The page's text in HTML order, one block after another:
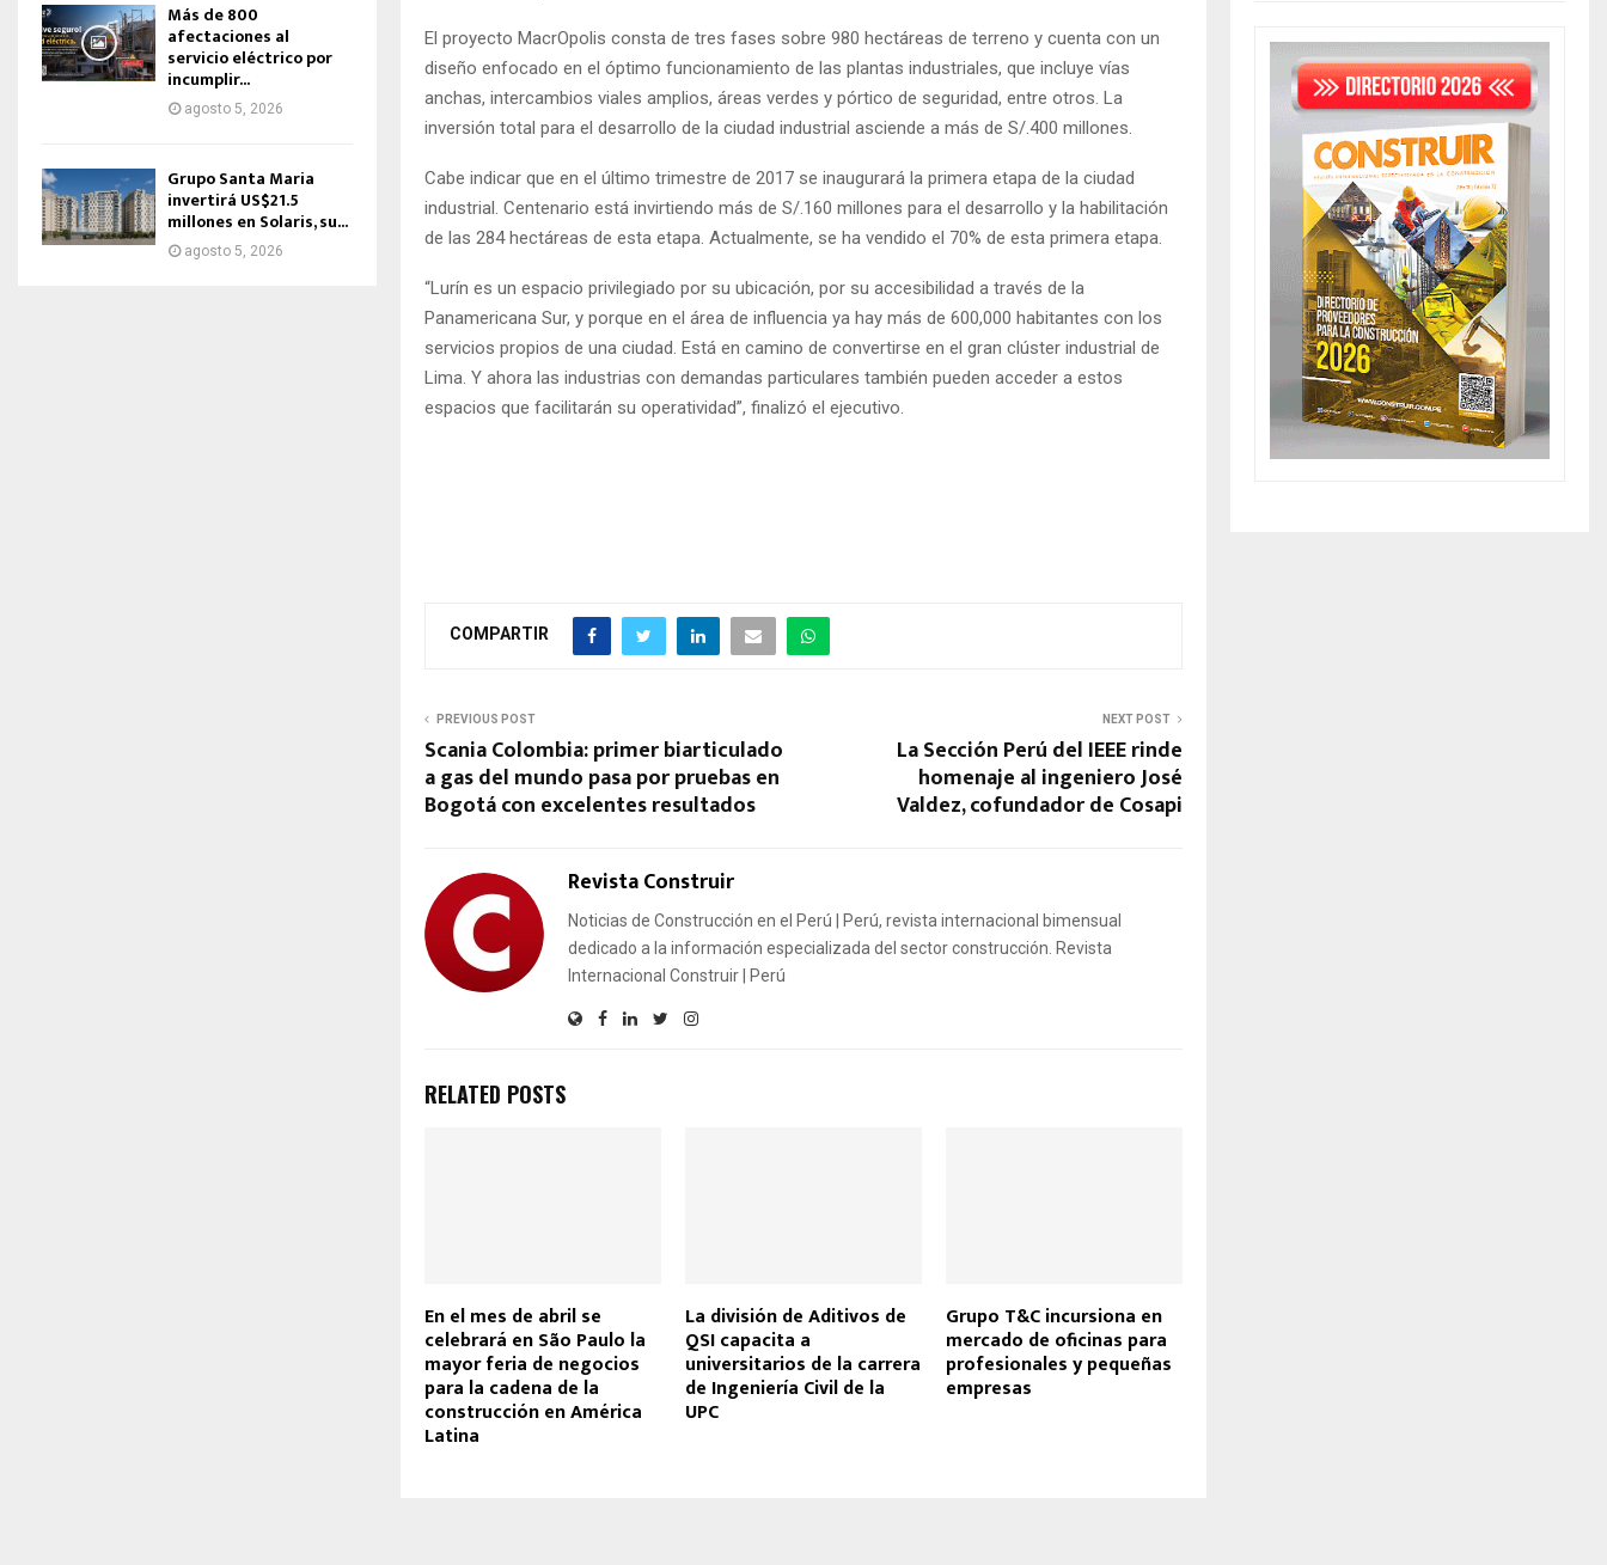
El proyecto MacrOpolis consta de tres fases sobre 980 hectáreas de terreno y cuenta con un
diseño enfocado en el óptimo funcionamiento de las plantas industriales, que incluye vías
anchas, intercambios viales amplios, áreas verdes y pórtico de seguridad, entre otros. La
inversión total para el desarrollo de la ciudad industrial asciende a más de S/.400 millones.
Cabe indicar que en el último trimestre de 2017 se inaugurará la primera etapa de la ciudad
industrial. Centenario está invirtiendo más de S/.160 millones para el desarrollo y la habilitación
de las 284 hectáreas de esta etapa. Actualmente, se ha vendido el 70% de esta primera etapa.
“Lurín es un espacio privilegiado por su ubicación, por su accesibilidad a través de la
Panamericana Sur, y porque en el área de influencia ya hay más de 600,000 habitantes con los
servicios propios de una ciudad. Está en camino de convertirse en el gran clúster industrial de
Lima. Y ahora las industrias con demandas particulares también pueden acceder a estos
espacios que facilitarán su operatividad”, finalizó el ejecutivo.
COMPARTIR
PREVIOUS POST
Scania Colombia: primer biarticulado
a gas del mundo pasa por pruebas en
Bogotá con excelentes resultados
NEXT POST
La Sección Perú del IEEE rinde
homenaje al ingeniero José
Valdez, cofundador de Cosapi
Revista Construir
Noticias de Construcción en el Perú | Perú, revista internacional bimensual
dedicado a la información especializada del sector construcción. Revista
Internacional Construir | Perú
RELATED POSTS
En el mes de abril se
celebrará en São Paulo la
mayor feria de negocios
para la cadena de la
construcción en América
Latina
La división de Aditivos de
QSI capacita a
universitarios de la carrera
de Ingeniería Civil de la
UPC
Grupo T&C incursiona en
mercado de oficinas para
profesionales y pequeñas
empresas
Más de 800
afectaciones al
servicio eléctrico por
incumplir...
agosto 5, 2026
Grupo Santa Maria
invertirá US$21.5
millones en Solaris, su...
agosto 5, 2026